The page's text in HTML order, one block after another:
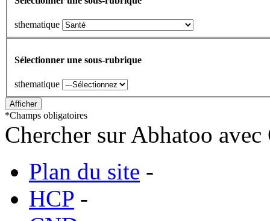
sthematique
Sélectionner une sous-rubrique
sthematique
*Champs obligatoires
Chercher sur Abhatoo
Plan du site -
HCP -